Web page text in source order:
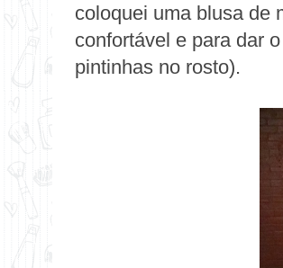
coloquei uma blusa de
confortável e para dar
pintinhas no rosto).